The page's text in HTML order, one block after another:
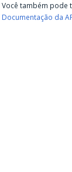
Você também pode
Documentação da